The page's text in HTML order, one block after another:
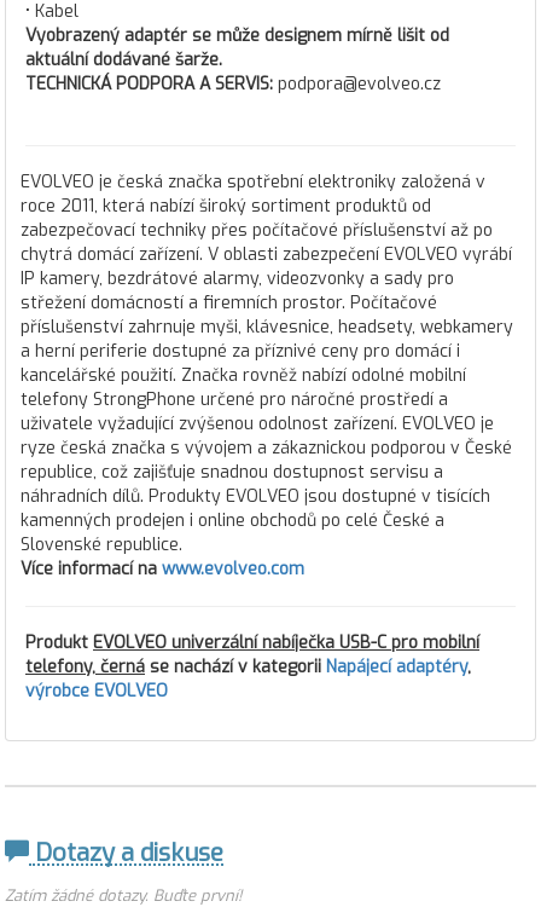
• Kabel
Vyobrazený adaptér se může designem mírně lišit od
aktuální dodávané šarže.
TECHNICKÁ PODPORA A SERVIS: podpora@evolveo.cz
EVOLVEO je česká značka spotřební elektroniky založená v
roce 2011, která nabízí široký sortiment produktů od
zabezpečovací techniky přes počítačové příslušenství až po
chytrá domácí zařízení. V oblasti zabezpečení EVOLVEO vyrábí
IP kamery, bezdrátové alarmy, videozvonky a sady pro
střežení domácností a firemních prostor. Počítačové
příslušenství zahrnuje myši, klávesnice, headsety, webkamery
a herní periferie dostupné za příznivé ceny pro domácí i
kancelářské použití. Značka rovněž nabízí odolné mobilní
telefony StrongPhone určené pro náročné prostředí a
uživatele vyžadující zvýšenou odolnost zařízení. EVOLVEO je
ryze česká značka s vývojem a zákaznickou podporou v České
republice, což zajišťuje snadnou dostupnost servisu a
náhradních dílů. Produkty EVOLVEO jsou dostupné v tisících
kamenných prodejen i online obchodů po celé České a
Slovenské republice.
Více informací na www.evolveo.com
Produkt EVOLVEO univerzální nabíječka USB-C pro mobilní
telefony, černá se nachází v kategorii Napájecí adaptéry,
výrobce EVOLVEO
Dotazy a diskuse
Zatím žádné dotazy. Buďte první!